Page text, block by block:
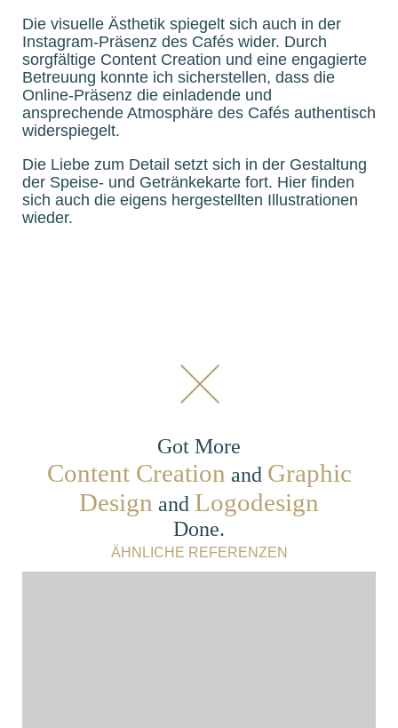
Die visuelle Ästhetik spiegelt sich auch in der
Instagram-Präsenz des Cafés wider. Durch
sorgfältige Content Creation und eine engagierte
Betreuung konnte ich sicherstellen, dass die
Online-Präsenz die einladende und
ansprechende Atmosphäre des Cafés authentisch
widerspiegelt.
Die Liebe zum Detail setzt sich in der Gestaltung
der Speise- und Getränkekarte fort. Hier finden
sich auch die eigens hergestellten Illustrationen
wieder.
Got More
Content Creation and Graphic
Design and Logodesign
Done.
ÄHNLICHE REFERENZEN